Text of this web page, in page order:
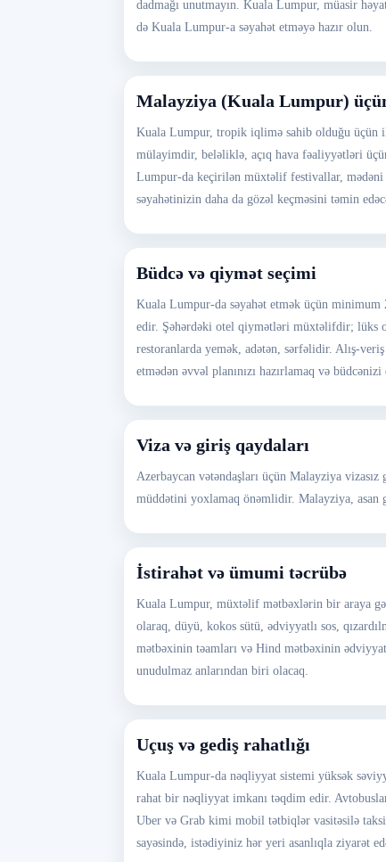
dadmağı unutmayın. Kuala Lumpur, müasir
də Kuala Lumpur-a səyahət etməyə hazır olun.
Malayziya (Kuala Lumpur)
Kuala Lumpur, tropik iqlimə sahib olduğu üçün
mülayimdir, beləliklə, açıq hava fəaliyyətləri
Lumpur-da keçirilən müxtəlif festivallar,
səyahətinizin daha da gözəl keçməsini təmin
Büdcə və qiymət seçimi
Kuala Lumpur-da səyahət etmək üçün minimum
edir. Şəhərdəki otel qiymətləri müxtəlifdir; lüks
restoranlarda yemək, adətən, sərfəlidir. Alış-
etmədən əvvəl planınızı hazırlamaq və
Viza və giriş qaydaları
Azerbaycan vətəndaşları üçün Malayziya
müddətini yoxlamaq önəmlidir. Malayziya, asan
İstirahət və ümumi təcrübə
Kuala Lumpur, müxtəlif mətbəxlərin bir araya
olaraq, düyü, kokos sütü, ədviyyatlı sos,
mətbəxinin təamları və Hind mətbəxinin
unudulmaz anlarından biri olacaq.
Uçuş və gediş rahatlığı
Kuala Lumpur-da nəqliyyat sistemi yüksək
rahat bir nəqliyyat imkanı təqdim edir.
Uber və Grab kimi mobil tətbiqlər vasitəsilə
sayəsində, istədiyiniz hər yeri asanlıqla ziyarət